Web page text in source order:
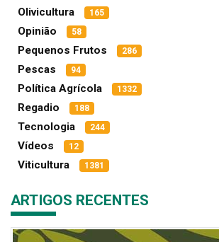
Olivicultura 165
Opinião 58
Pequenos Frutos 286
Pescas 94
Política Agrícola 1332
Regadio 188
Tecnologia 244
Vídeos 12
Viticultura 1381
ARTIGOS RECENTES